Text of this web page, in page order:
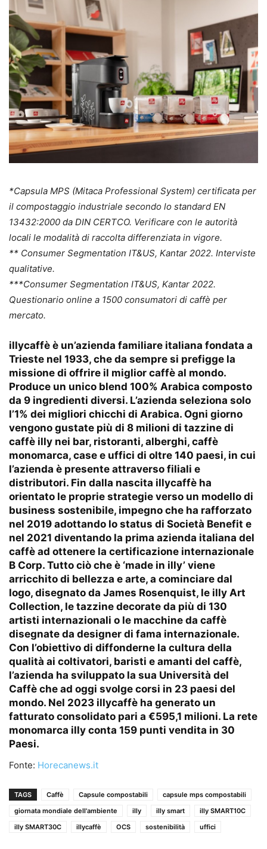
*Capsula MPS (Mitaca Professional System) certificata per
il compostaggio industriale secondo lo standard EN
13432:2000 da DIN CERTCO. Verificare con le autorità
locali le modalità di raccolta differenziata in vigore.
** Consumer Segmentation IT&US, Kantar 2022. Interviste
qualitative.
***Consumer Segmentation IT&US, Kantar 2022.
Questionario online a 1500 consumatori di caffè per
mercato.
illycaffè è un’azienda familiare italiana fondata a
Trieste nel 1933, che da sempre si prefigge la
missione di offrire il miglior caffè al mondo.
Produce un unico blend 100% Arabica composto
da 9 ingredienti diversi. L’azienda seleziona solo
l’1% dei migliori chicchi di Arabica. Ogni giorno
vengono gustate più di 8 milioni di tazzine di
caffè illy nei bar, ristoranti, alberghi, caffè
monomarca, case e uffici di oltre 140 paesi, in cui
l’azienda è presente attraverso filiali e
distributori. Fin dalla nascita illycaffè ha
orientato le proprie strategie verso un modello di
business sostenibile, impegno che ha rafforzato
nel 2019 adottando lo status di Società Benefit e
nel 2021 diventando la prima azienda italiana del
caffè ad ottenere la certificazione internazionale
B Corp. Tutto ciò che è ‘made in illy’ viene
arricchito di bellezza e arte, a cominciare dal
logo, disegnato da James Rosenquist, le illy Art
Collection, le tazzine decorate da più di 130
artisti internazionali o le macchine da caffè
disegnate da designer di fama internazionale.
Con l’obiettivo di diffonderne la cultura della
qualità ai coltivatori, baristi e amanti del caffè,
l’azienda ha sviluppato la sua Università del
Caffè che ad oggi svolge corsi in 23 paesi del
mondo. Nel 2023 illycaffè ha generato un
fatturato consolidato pari a €595,1 milioni. La rete
monomarca illy conta 159 punti vendita in 30
Paesi.
Fonte: Horecanews.it
TAGS Caffè Capsule compostabili
capsule mps compostabili
giornata mondiale dell'ambiente
illy illy smart
illy SMART10C
illy SMART30C
illycaffè OCS sostenibilità uffici